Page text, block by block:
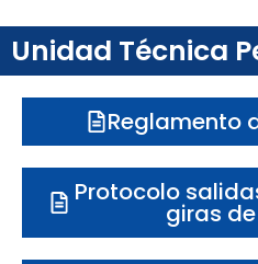
Unidad Técnica
Reglamento
Protocolo
giras